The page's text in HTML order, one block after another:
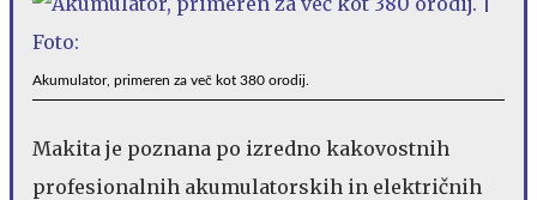
Akumulator, primeren za več kot 380 orodij.
Makita je poznana po izredno kakovostnih
profesionalnih akumulatorskih in električnih